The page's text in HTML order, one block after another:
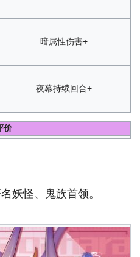
暗属性伤害+
夜幕持续回合+
价
妖怪、鬼族首领。